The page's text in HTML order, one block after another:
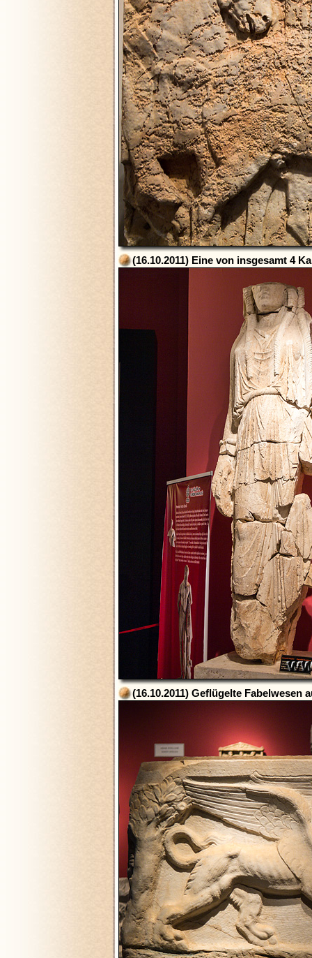
(16.10.2011) Eine von insgesamt 4
(16.10.2011) Geflügelte Fabelwesen